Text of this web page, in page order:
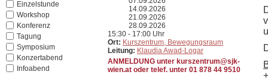
Einzelstunde
Workshop
Konferenz
Tagung
Symposium
Konzertabend
Infoabend
14.09.2026
21.09.2026
28.09.2026
15:30 - 17:00 Uhr
Ort: Kurszentrum, Bewegungsraum
Leitung: Klaudia Awad-Logar
ANMELDUNG unter kurszentrum@sjk-
wien.at oder telef. unter 01 878 44 9510